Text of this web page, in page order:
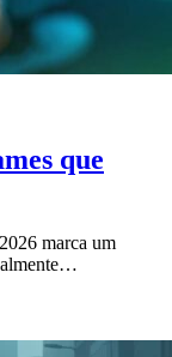
que
marca um